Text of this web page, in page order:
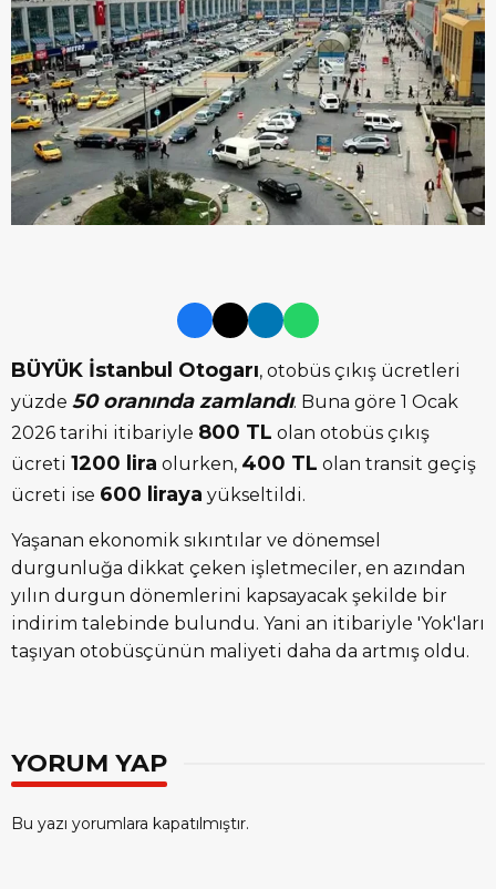
BÜYÜK İstanbul Otogarı, otobüs çıkış ücretleri
yüzde 50 oranında zamlandı. Buna göre 1 Ocak
2026 tarihi itibariyle 800 TL olan otobüs çıkış
ücreti 1200 lira olurken, 400 TL olan transit geçiş
ücreti ise 600 liraya yükseltildi.
Yaşanan ekonomik sıkıntılar ve dönemsel
durgunluğa dikkat çeken işletmeciler, en azından
yılın durgun dönemlerini kapsayacak şekilde bir
indirim talebinde bulundu. Yani an itibariyle 'Yok'ları
taşıyan otobüsçünün maliyeti daha da artmış oldu.
YORUM YAP
Bu yazı yorumlara kapatılmıştır.